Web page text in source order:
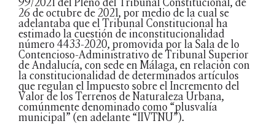
26 de octubre de 2021, por medio de la cual se
adelantaba que el Tribunal Constitucional ha
estimado la cuestión de inconstitucionalidad
número 4433-2020, promovida por la Sala de lo
Contencioso-Administrativo de Tribunal Superior
de Andalucía, con sede en Málaga, en relación con
la constitucionalidad de determinados artículos
que regulan el Impuesto sobre el Incremento del
Valor de los Terrenos de Naturaleza Urbana,
comúnmente denominado como “plusvalía
municipal” (en adelante “IIVTNU”).